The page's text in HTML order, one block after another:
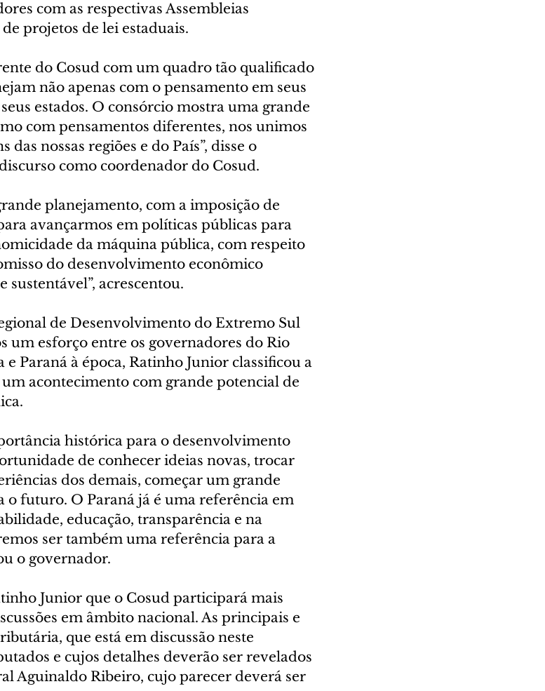
com as respectivas Assembleias
projetos de lei estaduais.
do Cosud com um quadro tão qualificado
não apenas com o pensamento em seus
estados. O consórcio mostra uma grande
com pensamentos diferentes, nos unimos
nossas regiões e do País”, disse o
como coordenador do Cosud.
planejamento, com a imposição de
avançarmos em políticas públicas para
da máquina pública, com respeito
do desenvolvimento econômico
acrescentou.
de Desenvolvimento do Extremo Sul
um esforço entre os governadores do Rio
Paraná à época, Ratinho Junior classificou a
acontecimento com grande potencial de
histórica para o desenvolvimento
de conhecer ideias novas, trocar
dos demais, começar um grande
o futuro. O Paraná já é uma referência em
educação, transparência e na
ser também uma referência para a
o governador.
Junior que o Cosud participará mais
em âmbito nacional. As principais e
que está em discussão neste
e cujos detalhes deverão ser revelados
Aguinaldo Ribeiro, cujo parecer deverá ser